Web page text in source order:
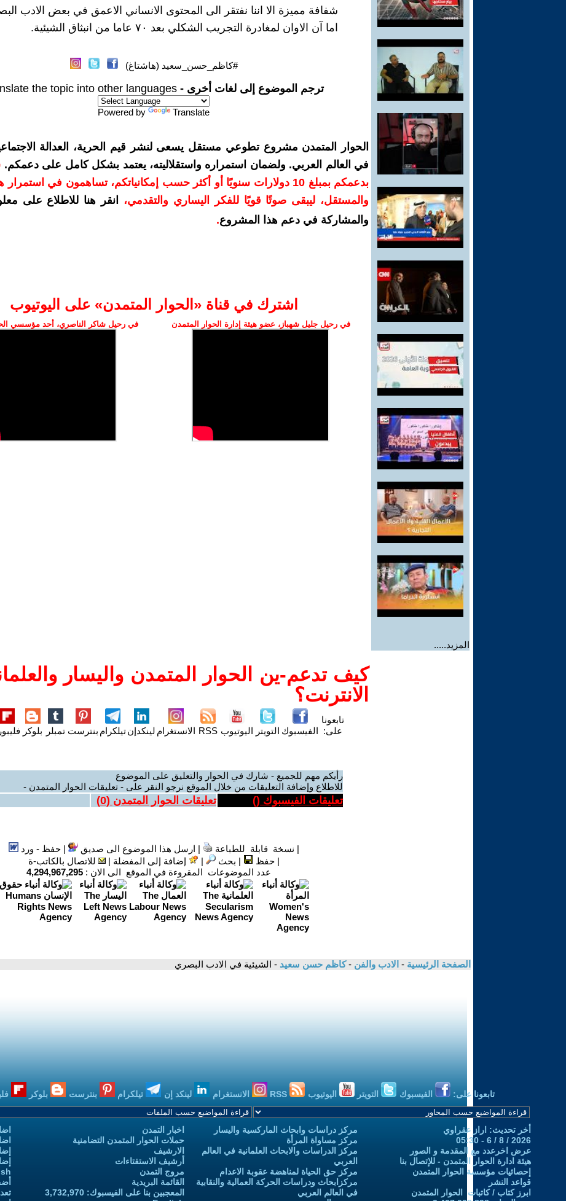
المزيد.....
شفافة مميزة الا اننا نفتقر الى المحتوى الانساني الاعمق في بعض الادب
اما آن الاوان لمغادرة التجريب الشكلي بعد ٧٠ عاما من انبثاق الشيئية.
#كاظم_حسن_سعيد (هاشتاغ)
ترجم الموضوع إلى لغات أخرى - the topic into other languages
Powered by Translate
الحوار المتمدن مشروع تطوعي مستقل يسعى لنشر قيم الحرية، العدالة
في العالم العربي. ولضمان استمراره واستقلاليته، يعتمد بشكل كامل على دعمكم.
بدعمكم بمبلغ 10 دولارات سنويًا أو أكثر حسب إمكانياتكم، تساهمون في استمرار
والمستقل، ليبقى صوتًا قويًا للفكر اليساري والتقدمي،
انقر هنا للاطلاع على
والمشاركة في دعم هذا المشروع.
اشترك في قناة ‫«الحوار المتمدن» على اليوتيوب
في رحيل جليل شهباز، عضو هيئة إدارة الحوار المتمدن في رحيل شاكر الناصري، أحد مؤسسي
كيف تدعم-ين الحوار المتمدن واليسار
الانترنت؟
تابعونا
على: الفيسبوك التويتر اليوتيوب RSS الانستغرام لينكدإنتيلكرام بنترست تمبلر بلوكر
رأيكم مهم للجميع - شارك في الحوار والتعليق على الموضوع
للاطلاع وإضافة التعليقات من خلال الموقع نرجو النقر على - تعليقات الحوار المتمدن -
تعليقات الفيسبوك () تعليقات الحوار المتمدن (0
)
| نسخة قابلة للطباعة | ارسل هذا الموضوع الى صديق |حفظ - ورد
|حفظ | بحث | إضافة إلى المفضلة |
للاتصال بالكاتب-ة
عدد الموضوعات المقروءة في الموقع الى الان : 4,294,967,295
الصفحة الرئيسية - الادب والفن -كاظم حسن سعيد - الشيئية في الادب البصري
تابعونا على: الفيسبوك التويتر اليوتيوب الانستغرام لينكد إن تيلكرام بنترست بلوكر
أخر تحديث: اراز عقراوي
2026 / 8 / 6 - 05:30
عرض اخرعدد مع المقدمة و الصور
هيئة ادارة الحوار المتمدن - للإتصال بنا
إحصائيات مؤسسة الحوار المتمدن
قواعد النشر
ابرز كتاب / كاتبات الحوار المتمدن
مركز دراسات وابحاث الماركسية واليسار
مركز مساواة المرأة
مركز الدراسات والابحاث العلمانية في العالم
العربي
مركز حق الحياة لمناهضة عقوبة الاعدام
مركزابحاث ودراسات الحركة العمالية والنقابية
في العالم العربي
اخبار التمدن
حملات الحوار المتمدن التضامنية
الارشيف
أرشيف الاستفتاءات
مروج التمدن
القائمة البريدية
المعجبين بنا على الفيسبوك: 3,732,970